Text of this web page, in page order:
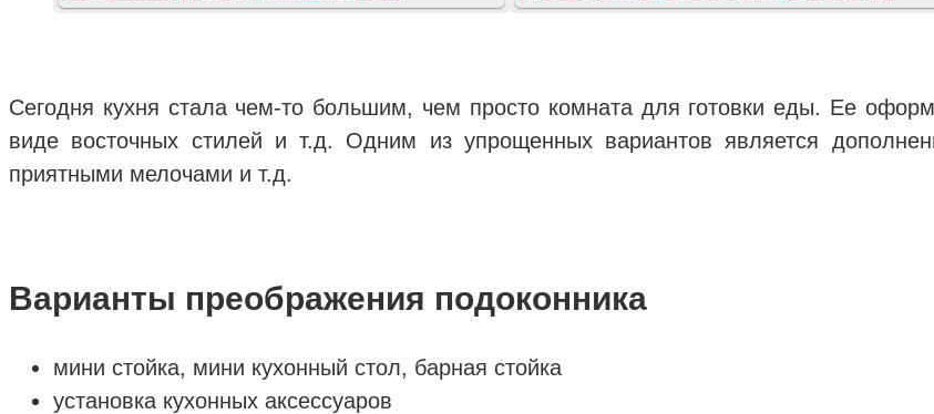
Сегодня кухня стала чем-то большим, чем просто комната для готовки еды. Ее
виде восточных стилей и т.д. Одним из упрощенных вариантов является
приятными мелочами и т.д.
Варианты преображения подоконника
мини стойка, мини кухонный стол, барная стойка
установка кухонных аксессуаров